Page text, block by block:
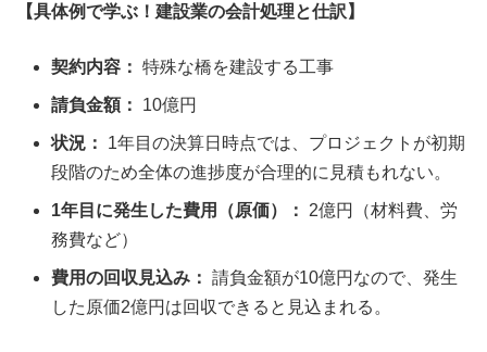
【具体例で学ぶ！建設業の会計処理と仕訳】
契約内容： 特殊な橋を建設する工事
請負金額： 10億円
状況：
1年目の決算日時点では、プロジェクトが初期
段階のため全体の進捗度が合理的に見積もれない。
1年目に発生した費用（原価）：
2億円（材料費、労
務費など）
費用の回収見込み： 請負金額が10億円なので、発生
した原価2億円は回収できると見込まれる。